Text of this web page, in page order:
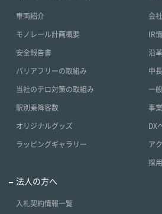
車両紹介
モノレール計画概要
安全報告書
バリアフリーの取組み
当社のテロ対策の取組み
駅別乗降客数
オリジナルグッズ
ラッピングギャラリー
会
IR
沿革
中
一
事
DX
ア
採
法人の方へ
入札契約情報一覧